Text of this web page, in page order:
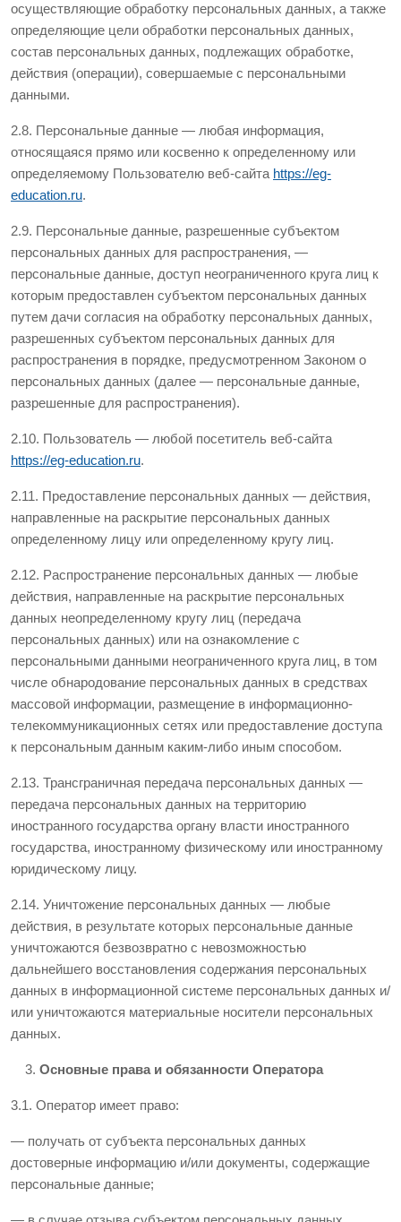
осуществляющие обработку персональных данных, а также
определяющие цели обработки персональных данных,
состав персональных данных, подлежащих обработке,
действия (операции), совершаемые с персональными
данными.
2.8. Персональные данные — любая информация,
относящаяся прямо или косвенно к определенному или
определяемому Пользователю веб-сайта https://eg-
education.ru.
2.9. Персональные данные, разрешенные субъектом
персональных данных для распространения, —
персональные данные, доступ неограниченного круга лиц к
которым предоставлен субъектом персональных данных
путем дачи согласия на обработку персональных данных,
разрешенных субъектом персональных данных для
распространения в порядке, предусмотренном Законом о
персональных данных (далее — персональные данные,
разрешенные для распространения).
2.10. Пользователь — любой посетитель веб-сайта
https://eg-education.ru.
2.11. Предоставление персональных данных — действия,
направленные на раскрытие персональных данных
определенному лицу или определенному кругу лиц.
2.12. Распространение персональных данных — любые
действия, направленные на раскрытие персональных
данных неопределенному кругу лиц (передача
персональных данных) или на ознакомление с
персональными данными неограниченного круга лиц, в том
числе обнародование персональных данных в средствах
массовой информации, размещение в информационно-
телекоммуникационных сетях или предоставление доступа
к персональным данным каким-либо иным способом.
2.13. Трансграничная передача персональных данных —
передача персональных данных на территорию
иностранного государства органу власти иностранного
государства, иностранному физическому или иностранному
юридическому лицу.
2.14. Уничтожение персональных данных — любые
действия, в результате которых персональные данные
уничтожаются безвозвратно с невозможностью
дальнейшего восстановления содержания персональных
данных в информационной системе персональных данных и/
или уничтожаются материальные носители персональных
данных.
Основные права и обязанности Оператора
3.1. Оператор имеет право:
— получать от субъекта персональных данных
достоверные информацию и/или документы, содержащие
персональные данные;